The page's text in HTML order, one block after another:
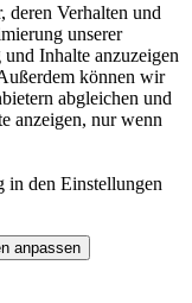
deren Verhalten und
unserer
Inhalte anzuzeigen
können wir
abgleichen und
anzeigen, nur wenn
den Einstellungen
anpassen